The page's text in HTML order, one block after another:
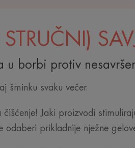
STRUČNI)
borbi protiv
šminku svaku večer.
Jaki proizvodi
odaberi prikladnije nježne